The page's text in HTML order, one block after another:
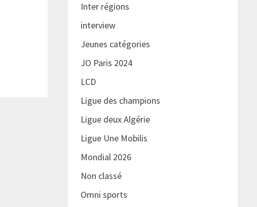
Inter régions
interview
Jeunes catégories
JO Paris 2024
LCD
Ligue des champions
Ligue deux Algérie
Ligue Une Mobilis
Mondial 2026
Non classé
Omni sports